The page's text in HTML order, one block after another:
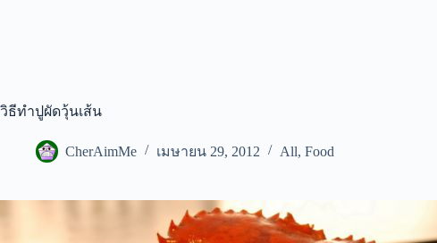
วิธีทำปูผัดวุ้นเส้น
CherAimMe เมษายน 29, 2012 All, Food